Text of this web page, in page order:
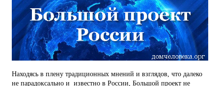
Находясь в плену традиционных мнений и взглядов, что далеко
не парадоксально и известно в России, Большой проект не